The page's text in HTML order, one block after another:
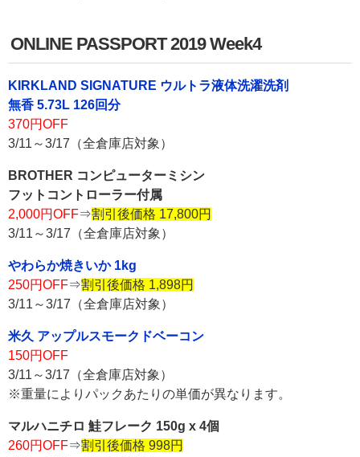
ONLINE PASSPORT 2019 Week4
KIRKLAND SIGNATURE ウルトラ液体洗濯洗剤
無香 5.73L 126回分
370円OFF
3/11～3/17（全倉庫店対象）
BROTHER コンピューターミシン
フットコントローラー付属
2,000円OFF⇒割引後価格 17,800円
3/11～3/17（全倉庫店対象）
やわらか焼きいか 1kg
250円OFF⇒割引後価格 1,898円
3/11～3/17（全倉庫店対象）
米久 アップルスモークドベーコン
150円OFF
3/11～3/17（全倉庫店対象）
※重量によりパックあたりの単価が異なります。
マルハニチロ 鮭フレーク 150g x 4個
260円OFF⇒割引後価格 998円